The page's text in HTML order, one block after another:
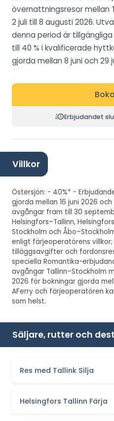
övernattningsresor mellan
2 juli till 8 augusti 2026.
denna period är
till 40 % i kvalificerade
gjorda mellan 8 juni och 29
Erbjudandet
Villkor
Östersjön: - 40%* -
gjorda mellan 16 juni 2026
avgångar fram till 30
Helsingfors–Tallinn,
Stockholm och
enligt färjeoperatörens
tilläggsavgifter och
speciella Romantika-
avgångar Tallinn–Stockholm
2026 för bokningar gjorda
AFerry och färjeoperatören
som helst.
Säljare, rutter och
Res med Tallink Silja
Helsingfors Tallinn Färja